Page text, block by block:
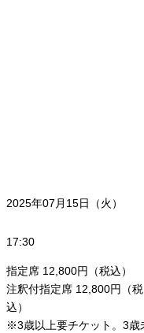
2025年07月15日（火）
17:30
指定席 12,800円（税込）
注釈付指定席 12,800円（税
込）
※3歳以上要チケット。3歳